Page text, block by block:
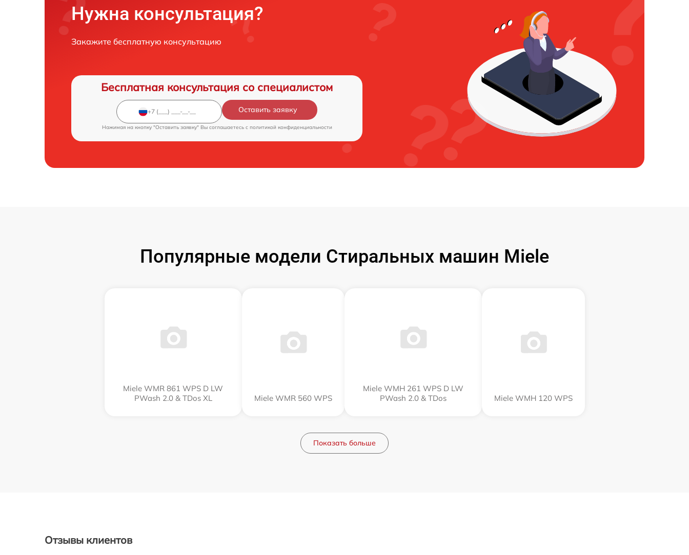
Нужна консультация?
Закажите бесплатную консультацию
Бесплатная консультация со специалистом
Оставить заявку
Нажимая на кнопку "Оставить заявку" Вы соглашаетесь c политикой конфиденциальности
Популярные модели Стиральных машин Miele
Miele WMR 861 WPS D LW
PWash 2.0 & TDos XL
Miele WMR 560 WPS
Miele WMH 261 WPS D LW
PWash 2.0 & TDos
Miele WMH 120 WPS
Показать больше
Отзывы клиентов